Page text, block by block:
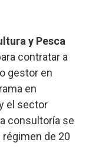
y Pesca
contratar a
gestor en
en
el sector
consultoría se
régimen de 20